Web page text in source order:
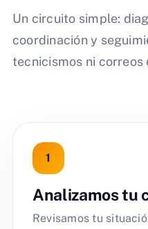
Un circuito simple:
coordinación y
tecnicismos ni correos
Analizamos tu
Revisamos tu